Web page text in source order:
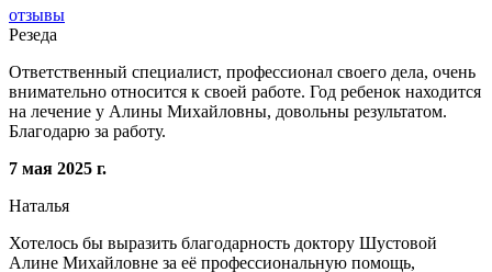
отзывы
Резеда
Ответственный специалист, профессионал своего дела, очень
внимательно относится к своей работе. Год ребенок находится
на лечение у Алины Михайловны, довольны результатом.
Благодарю за работу.
7 мая 2025 г.
Наталья
Хотелось бы выразить благодарность доктору Шустовой
Алине Михайловне за её профессиональную помощь,